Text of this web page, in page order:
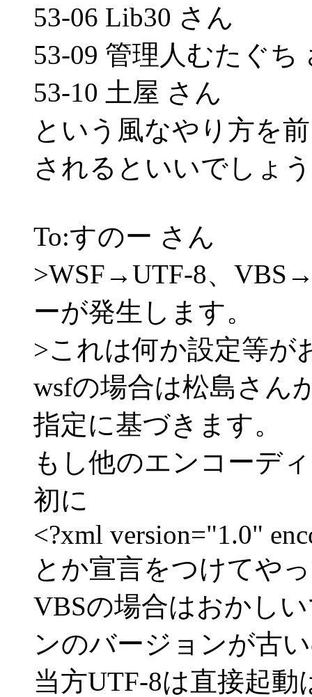
53-06 Lib30 さん
53-09 管理人むたぐち
53-10 土屋 さん
という風なやり方を
されるといいでしょ
To:すのー さん
>WSF→UTF-8、
ーが発生します。
>これは何か設定等が
wsfの場合は松島さん
指定に基づきます。
もし他のエンコーデ
初に
<?xml version="1.0"
とか宣言をつけてや
VBSの場合はおかし
ンのバージョンが古
当方UTF-8は直接起